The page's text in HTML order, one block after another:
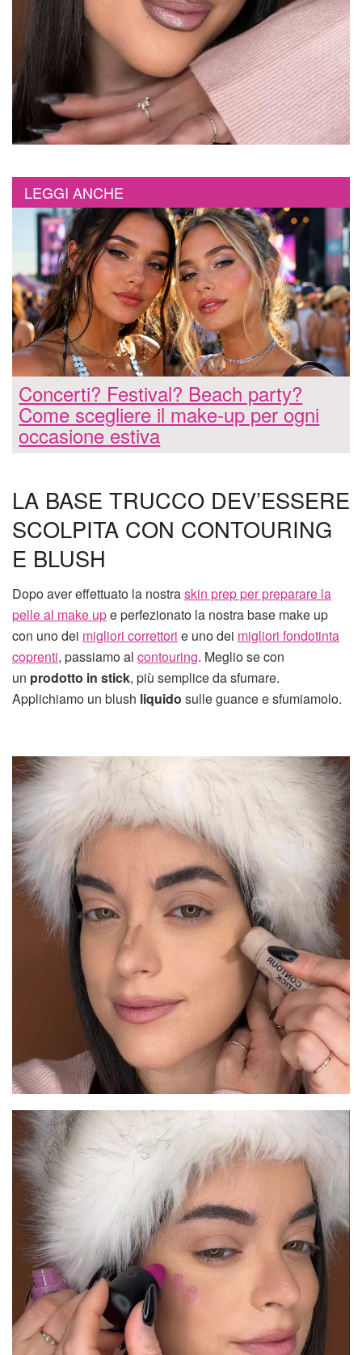
LEGGI ANCHE
Concerti? Festival? Beach party?
Come scegliere il make-up per ogni
occasione estiva
LA BASE TRUCCO DEV’ESSERE
SCOLPITA CON CONTOURING
E BLUSH
Dopo aver effettuato la nostraskin prep per preparare la
pelle al make upe perfezionato la nostra base make up
con uno dei migliori correttori e uno dei migliori fondotinta
coprenti, passiamo al contouring. Meglio se con
un prodotto in stick, più semplice da sfumare.
Applichiamo un blush liquido sulle guance e sfumiamolo.